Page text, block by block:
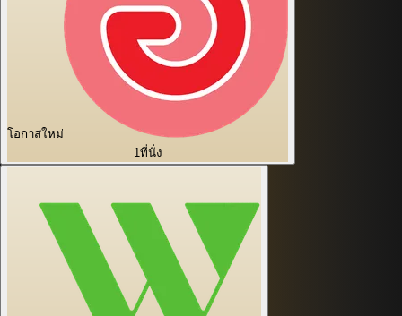
โอกาสใหม่
1ที่นั่ง